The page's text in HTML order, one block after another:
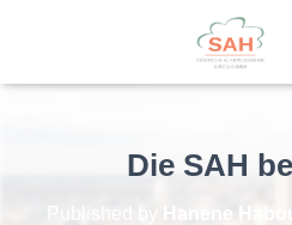
Die SAH
Hanene